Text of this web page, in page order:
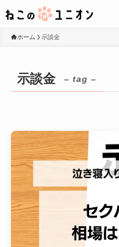
ホーム 示談金
示談金 – tag –